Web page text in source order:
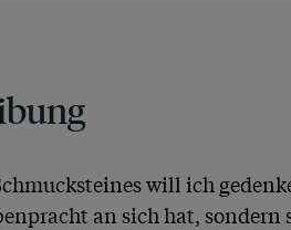
will ich
an sich hat,